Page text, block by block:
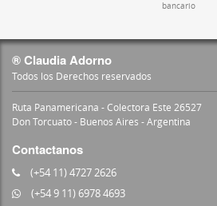
bancario
® Claudia Adorno
Todos los Derechos reservados
Ruta Panamericana - Colectora Este 26527
Don Torcuato - Buenos Aires - Argentina
Contactanos
(+54 11) 4727 2626
(+54 9 11) 6978 4693